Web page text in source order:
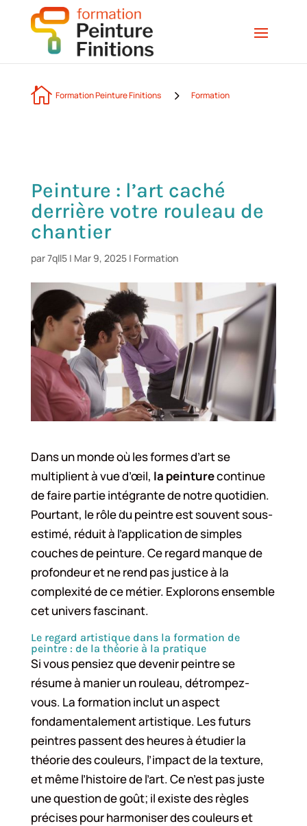
 Formation Peinture Finitions 5 Formation
Peinture : l’art caché
derrière votre rouleau de
chantier
par7qll5| Mar 9, 2025| Formation
Dans un monde où les formes d’art se
multiplient à vue d’œil, la peinturecontinue
de faire partie intégrante de notre quotidien.
Pourtant, le rôle du peintre est souvent sous-
estimé, réduit à l’application de simples
couches de peinture. Ce regard manque de
profondeur et ne rend pas justice à la
complexité de ce métier. Explorons ensemble
cet univers fascinant.
Le regard artistique dans la formation de
peintre : de la théorie à la pratique
Si vous pensiez que devenir peintre se
résume à manier un rouleau, détrompez-
vous. La formation inclut un aspect
fondamentalement artistique. Les futurs
peintres passent des heures à étudier la
théorie des couleurs, l’impact de la texture,
et même l’histoire de l’art. Ce n’est pas juste
une question de goût; il existe des règles
précises pour harmoniser des couleurs et